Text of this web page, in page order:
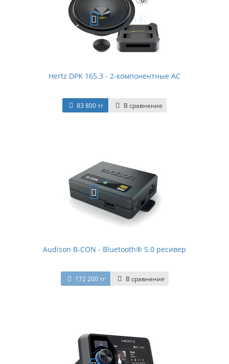
Hertz DPK 165.3 - 2-компонентные АС
83 800 тг В сравнение
Audison B-CON - Bluetooth® 5.0 ресивер
172 200 тг В сравнение